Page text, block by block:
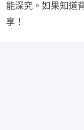
能深究。如果知道
享！